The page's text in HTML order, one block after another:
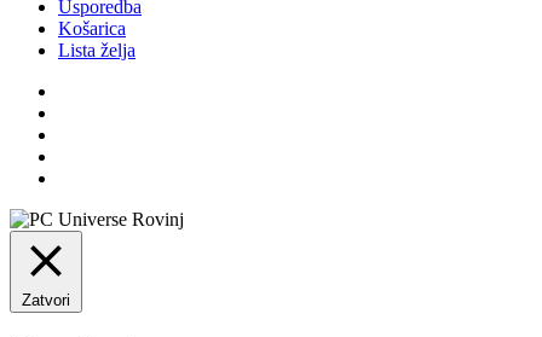
Usporedba
Košarica
Lista želja
Zatvori